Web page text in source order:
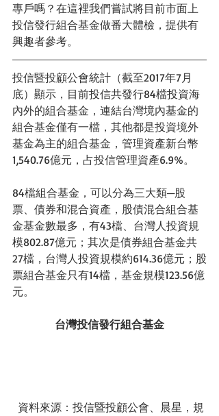
專戶嗎？在這裡我們嘗試將目前市面上
投信發行組合基金做番大體檢，提供有
興趣者參考。
投信暨投顧公會統計（截至2017年7月
底）顯示，目前投信共發行84檔投資海
內外的組合基金，連結台灣境內基金的
組合基金僅有一檔，其他都是投資境外
基金為主的組合基金，管理資產新台幣
1,540.76億元，占投信管理資產6.9%。
84檔組合基金，可以分為三大類─股
票、債券和混合資產，股債混合組合基
金基金數最多，有43檔、台灣人投資規
模802.87億元；其次是債券組合基金共
27檔，台灣人投資規模約614.36億元；股
票組合基金只有14檔，基金規模123.56億
元。
台灣投信發行組合基金